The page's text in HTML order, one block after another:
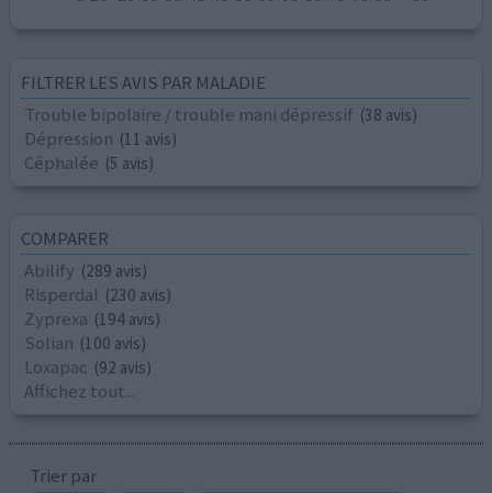
FILTRER LES AVIS PAR MALADIE
Trouble bipolaire / trouble mani dépressif (38 avis)
Dépression (11 avis)
Céphalée (5 avis)
COMPARER
Abilify (289 avis)
Risperdal (230 avis)
Zyprexa (194 avis)
Solian (100 avis)
Loxapac (92 avis)
Affichez tout...
Trier par